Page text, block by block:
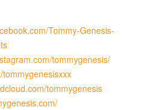
Tommy-Genesis-
tommygenesis/
tommygenesis